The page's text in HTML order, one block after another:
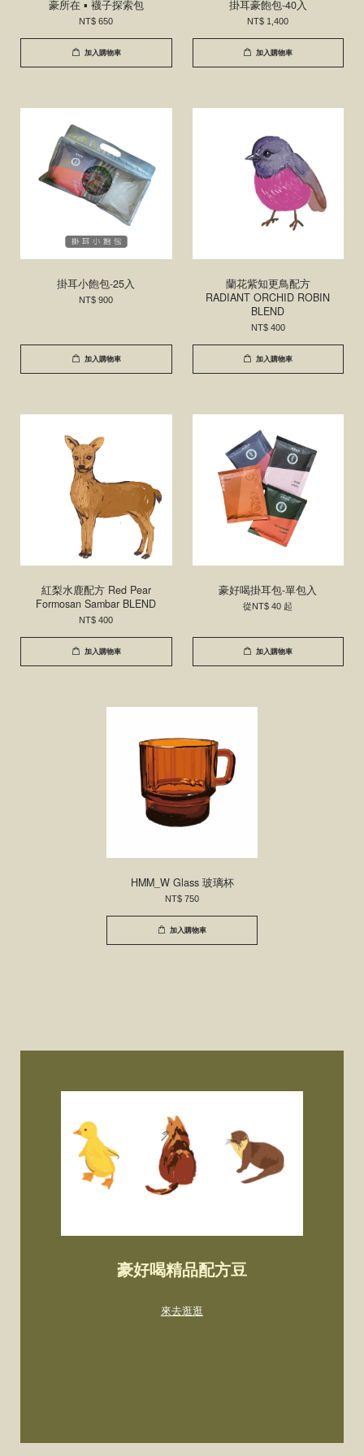
豪所在 ▪ 襪子探索包
NT$ 650
加入購物車
掛耳豪飽包-40入
NT$ 1,400
加入購物車
掛耳小飽包-25入
NT$ 900
加入購物車
蘭花紫知更鳥配方
RADIANT ORCHID ROBIN
BLEND
NT$ 400
加入購物車
紅梨水鹿配方 Red Pear
Formosan Sambar BLEND
NT$ 400
加入購物車
豪好喝掛耳包-單包入
從NT$ 40起
加入購物車
HMM_W Glass 玻璃杯
NT$ 750
加入購物車
豪好喝精品配方豆
來去逛逛
掛耳包/禮盒/生活器物